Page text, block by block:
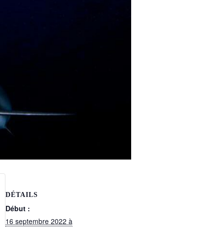
DÉTAILS
Début :
16 septembre 2022 à